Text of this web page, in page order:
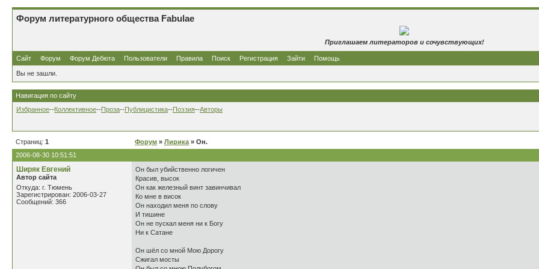
Форум литературного общества Fabulae
Приглашаем литераторов и сочувствующих!
Сайт Форум Форум Дебюта Пользователи Правила Поиск Регистрация Зайти Помощь
Вы не зашли.
Навигация по сайту
Избранное--Коллективное--Проза--Публицистика--Поэзия--Авторы
Страниц: 1 Форум » Лирика » Он.
2006-08-30 10:51:51
Ширяк Евгений
Автор сайта
Откуда: г. Тюмень
Зарегистрирован: 2006-03-27
Сообщений: 366
Он был убийственно логичен
Красив, высок
Он как железный винт завинчивал
Ко мне в висок
Он находил меня по слову
И тишине
Он не пускал меня ни к Богу
Ни к Сатане
Он шёл со мной Мою Дорогу
Сжигал мосты